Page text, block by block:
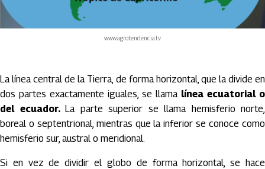
www.agrotendencia.tv
La línea central de la Tierra, de forma horizontal, que la divide en
dos partes exactamente iguales, se llama línea ecuatorial o
del ecuador. La parte superior se llama hemisferio norte,
boreal o septentrional, mientras que la inferior se conoce como
hemisferio sur, austral o meridional.
Si en vez de dividir el globo de forma horizontal, se hace